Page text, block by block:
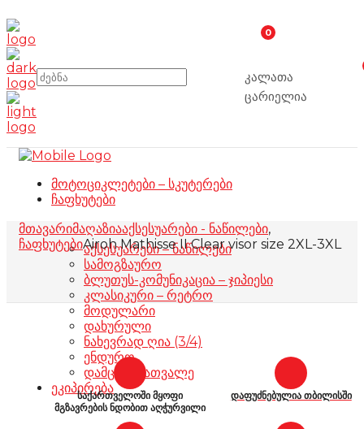
0
კალათა
ცარიელია
მოტოციკლეტები – სკუტერები
ჩაფხუტები
აქსესუარები – ნაწილები
სამოგზაურო
ბლუთუს-კომუნიკაცია – ჯიპიესი
კლასიკური – რეტრო
მოდულარი
დახურული
ნახევრად ღია (3/4)
ენდურო
დამცავი სათვალე
ეკიპირება
მთავარიმაღაზიააქსესუარები - ნაწილები,
ჩაფხუტებიAiroh Mathisse II Clear visor size 2XL-3XL
საქართველოში მყოფი
მგზავრების ნდობით აღჭურვილი
დაფუძნებულია თბილისში